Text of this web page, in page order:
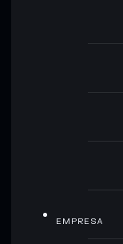
EMPRESA